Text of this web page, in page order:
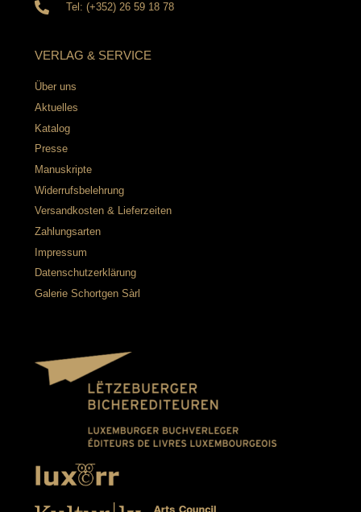
Tel: (+352) 26 59 18 78
VERLAG & SERVICE
Über uns
Aktuelles
Katalog
Presse
Manuskripte
Widerrufsbelehrung
Versandkosten & Lieferzeiten
Zahlungsarten
Impressum
Datenschutzerklärung
Galerie Schortgen Sàrl